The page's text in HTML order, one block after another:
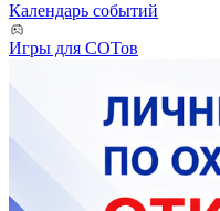
Календарь событий
Игры для СОТов